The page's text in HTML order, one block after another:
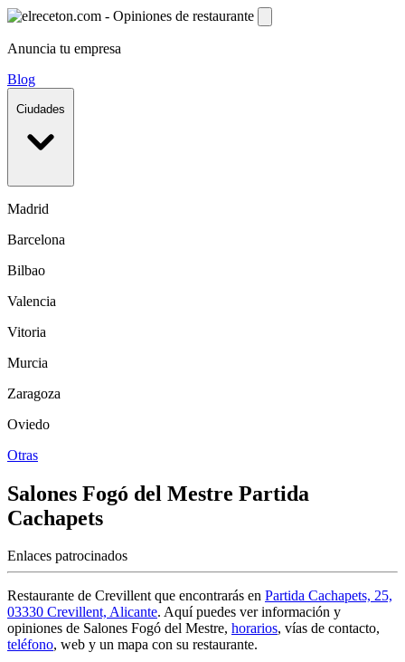
Anuncia tu empresa
Blog
Ciudades
Madrid
Barcelona
Bilbao
Valencia
Vitoria
Murcia
Zaragoza
Oviedo
Otras
Salones Fogó del Mestre Partida
Cachapets
Enlaces patrocinados
Restaurante de Crevillent que encontrarás en Partida Cachapets, 25,
03330 Crevillent, Alicante. Aquí puedes ver información y
opiniones de Salones Fogó del Mestre, horarios, vías de contacto,
teléfono, web y un mapa con su restaurante.